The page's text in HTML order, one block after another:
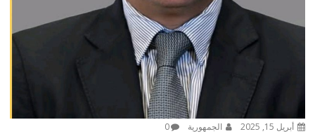
أبريل 15, 2025 الجمهورية 0